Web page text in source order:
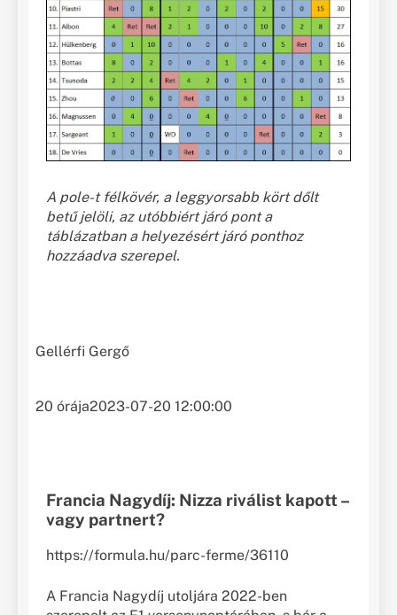
A pole-t félkövér, a leggyorsabb kört dőlt
betű jelöli, az utóbbiért járó pont a
táblázatban a helyezésért járó ponthoz
hozzáadva szerepel.
Gellérfi Gergő
20 órája2023-07-20 12:00:00
Francia Nagydíj: Nizza riválist kapott –
vagy partnert?
https://formula.hu/parc-ferme/36110
A Francia Nagydíj utoljára 2022-ben